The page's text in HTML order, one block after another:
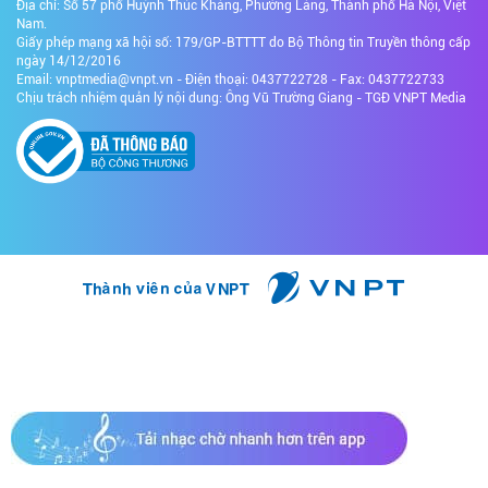
Địa chỉ: Số 57 phố Huỳnh Thúc Kháng, Phường Láng, Thành phố Hà Nội, Việt
Nam.
Giấy phép mạng xã hội số: 179/GP-BTTTT do Bộ Thông tin Truyền thông cấp
ngày 14/12/2016
Email: vnptmedia@vnpt.vn - Điện thoại: 0437722728 - Fax: 0437722733
Chịu trách nhiệm quản lý nội dung: Ông Vũ Trường Giang - TGĐ VNPT Media